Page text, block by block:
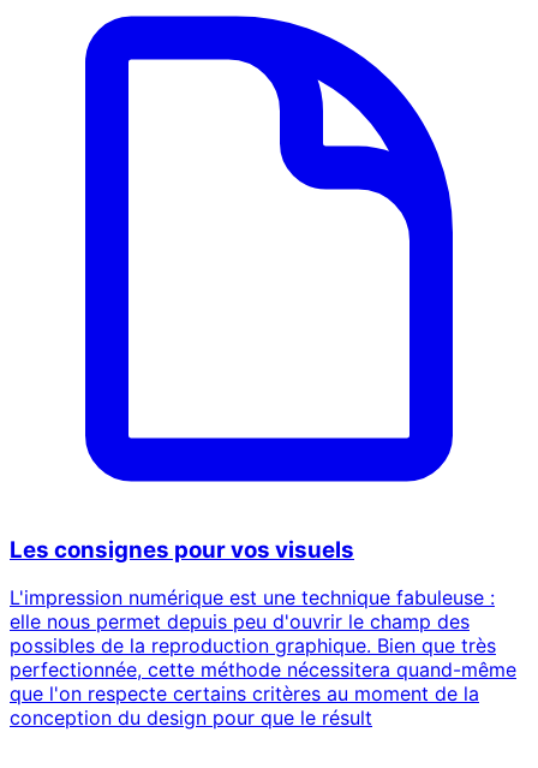
Les consignes pour vos visuels
L'impression numérique est une technique fabuleuse :
elle nous permet depuis peu d'ouvrir le champ des
possibles de la reproduction graphique. Bien que très
perfectionnée, cette méthode nécessitera quand-même
que l'on respecte certains critères au moment de la
conception du design pour que le résult